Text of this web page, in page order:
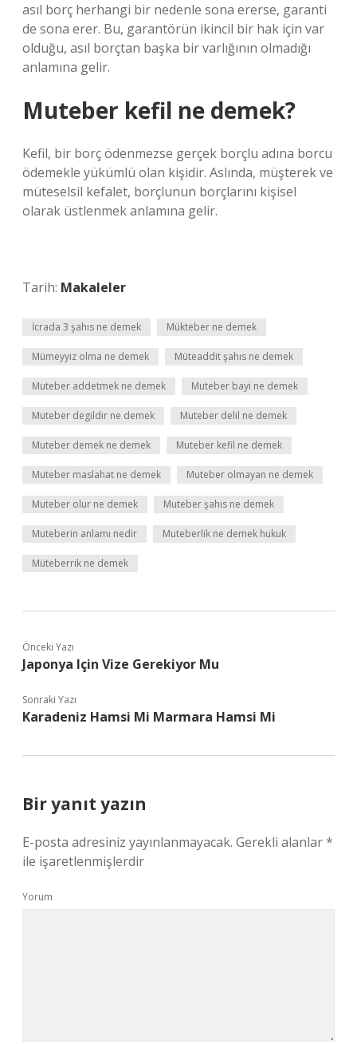
asıl borç herhangi bir nedenle sona ererse, garanti
de sona erer. Bu, garantörün ikincil bir hak için var
olduğu, asıl borçtan başka bir varlığının olmadığı
anlamına gelir.
Muteber kefil ne demek?
Kefil, bir borç ödenmezse gerçek borçlu adına borcu
ödemekle yükümlü olan kişidir. Aslında, müşterek ve
müteselsil kefalet, borçlunun borçlarını kişisel
olarak üstlenmek anlamına gelir.
Tarih: Makaleler
İcrada 3 şahıs ne demek Mükteber ne demek
Mümeyyiz olma ne demek Müteaddit şahıs ne demek
Muteber addetmek ne demek Muteber bayi ne demek
Muteber degildir ne demek Muteber delil ne demek
Muteber demek ne demek Muteber kefil ne demek
Muteber maslahat ne demek Muteber olmayan ne demek
Muteber olur ne demek Muteber şahıs ne demek
Muteberin anlamı nedir Muteberlik ne demek hukuk
Müteberrik ne demek
Önceki Yazı
Japonya Için Vize Gerekiyor Mu
Sonraki Yazı
Karadeniz Hamsi Mi Marmara Hamsi Mi
Bir yanıt yazın
E-posta adresiniz yayınlanmayacak. Gerekli alanlar*
ile işaretlenmişlerdir
Yorum